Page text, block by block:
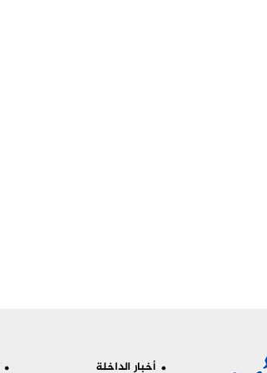
أخبار الداخلة